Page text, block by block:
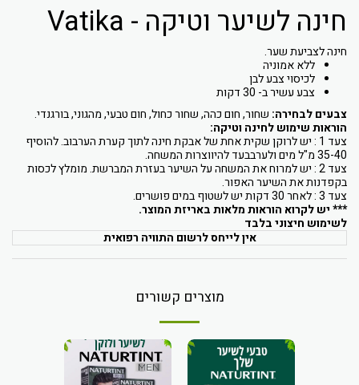
חינה לשיער וטיקה - Vatika
חינה לצביעת שער.
ללא אמוניה
לכיסוי צבע לבן
צבע עשיר ב- 30 דקות
צבעים לבחירה: שחור, חום כהה, שחור כחול, חום טבעי, מהגוני, בורגנדי.
הוראות שימוש לחינה וטיקה:
צעד 1 : יש לרוקן שקית אחת של אבקת חינה לתוך קערת הערבוב. להוסיף
35-40 מ"ל מים ולערבבעד להיווצרות המשחה.
צעד 2 : יש למרוח את המשחה על השיער בעזרת המברשת. מומלץ לכסות
בקפדנות את השיער האפור.
צעד 3 : לאחר 30 דקות יש לשטוף במים פושרים.
*** יש לקרוא הוראות מלאות באריזת המוצר.
לשימוש חיצוני בלבד
אין לייחס לרשום התוויה רפואית
מוצרים קשורים